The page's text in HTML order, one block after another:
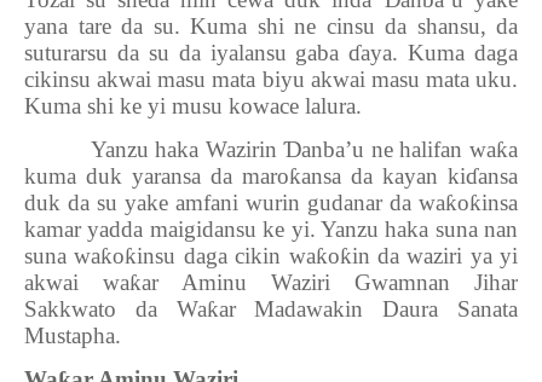
yana tare da su. Kuma shi ne cinsu da shansu, da
suturarsu da su da iyalansu gabaɗaya. Kuma daga
cikinsu akwai masu mata biyu akwai masu mata uku.
Kuma shi ke yi musu kowace lalura.
Yanzu haka WazirinƊanba’u ne halifan waƙa
kuma duk yaransa da maroƙansa da kayan kiɗansa
duk da su yake amfani wurin gudanar da waƙoƙinsa
kamar yadda maigidansu ke yi. Yanzu haka suna nan
suna waƙoƙinsu daga cikin waƙoƙin da waziri ya yi
akwai waƙar Aminu Waziri Gwamnan Jihar
Sakkwato da Waƙar Madawakin Daura Sanata
Mustapha.